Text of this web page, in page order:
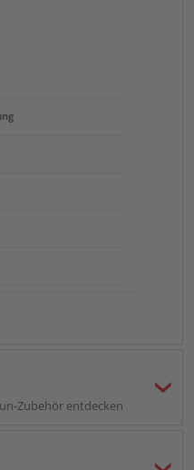
Zubehör entdecken